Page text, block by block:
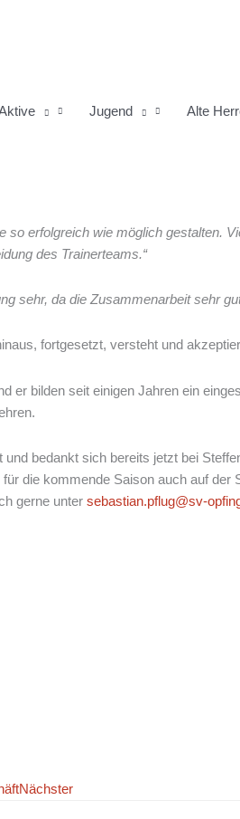
Jugend Alte
so erfolgreich wie möglich gestalten.
des Trainerteams.“
sehr, da die Zusammenarbeit sehr
fortgesetzt, versteht und
bilden seit einigen Jahren ein
bedankt sich bereits jetzt bei
die kommende Saison auch auf
gerne unter sebastian.pflug@sv-
Nächster